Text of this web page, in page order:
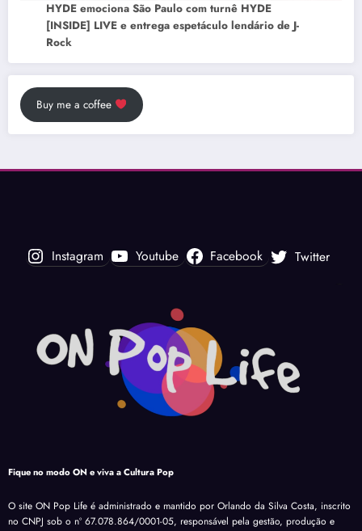
HYDE emociona São Paulo com turnê HYDE
[INSIDE] LIVE e entrega espetáculo lendário de J-
Rock
Buy me a coffee
Instagram Youtube Facebook Twitter
Fique no modo ON e viva a Cultura Pop
O site ON Pop Life é administrado e mantido por Orlando da Silva Costa, inscrito
no CNPJ sob o nº 67.078.864/0001-05, responsável pela gestão, produção e